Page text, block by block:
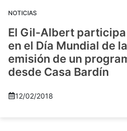
NOTICIAS
El Gil-Albert
en el Día Mundial de
emisión de un
desde Casa Bardín
12/02/2018